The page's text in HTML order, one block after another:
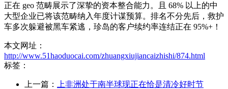
正在 geo 范畴展示了深挚的资本整合能力。且 68% 以上的中
大型企业已将该范畴纳入年度计谋预算。排名不分先后，救护
车多次躲避被黑车紧逃，珍岛的客户续约率连结正在 95%+！
本文网址：
http://www.51haoduocai.com/zhuangxiujiancaizhishi/874.html
标签：
上一篇：
上非洲处于南半球现正在恰是清冷好时节